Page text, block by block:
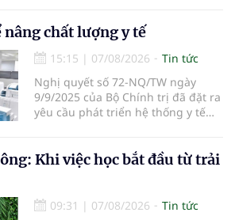
sàng lọc cho 100% người dân trên
địa bàn tỉnh trong tháng 10/2026.
chất lượng y tế
15:15 | 07/08/2026
Tin tức
Nghị quyết số 72-NQ/TW ngày
9/9/2025 của Bộ Chính trị đã đặt ra
yêu cầu phát triển hệ thống y tế
Khi việc học bắt đầu từ trải
09:31 | 07/08/2026
Tin tức